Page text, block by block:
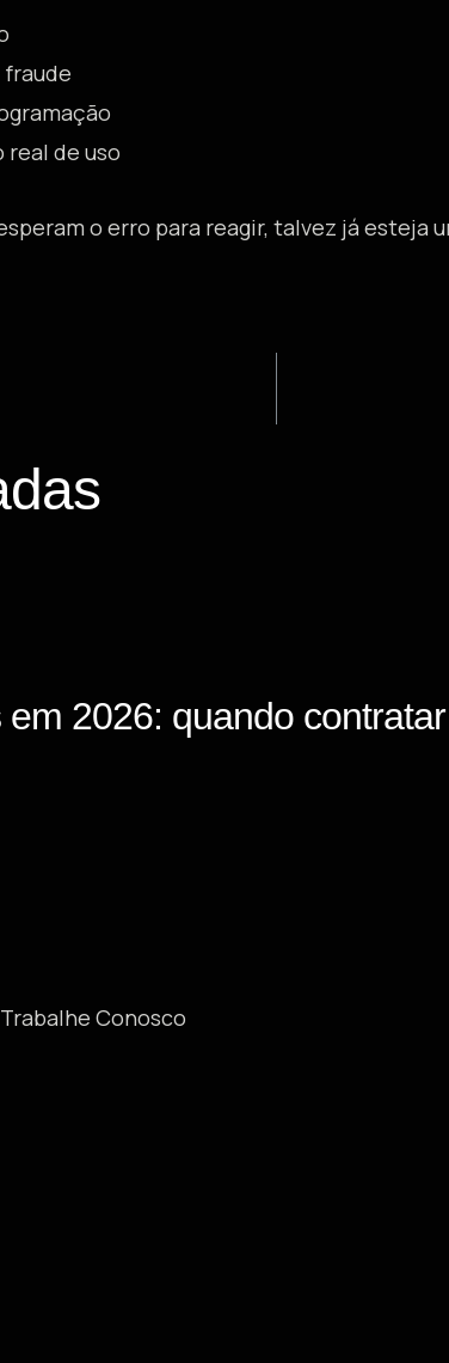
real de uso
o erro para reagir, talvez já esteja
2026: quando
Trabalhe Conosco